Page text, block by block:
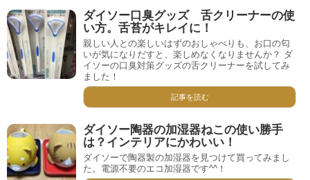
ダイソー口臭グッズ 舌クリーナーの使
い方。舌苔がキレイに！
親しい人との楽しいはずのおしゃべりも、お口の匂
いが気になりだすと、楽しめなくなりませんか？ ダ
イソーの口臭対策グッズの舌クリーナーを試してみ
ました！
記事を読む
ダイソー陶器の加湿器ねこの使い勝手
は？インテリアにかわいい！
ダイソーで陶器製の加湿器を見つけて買ってみまし
た。電源不要のエコ加湿器です^^！